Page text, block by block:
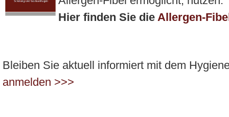
Hier finden Sie die Allergen-
Bleiben Sie aktuell informiert mit dem
anmelden >>>